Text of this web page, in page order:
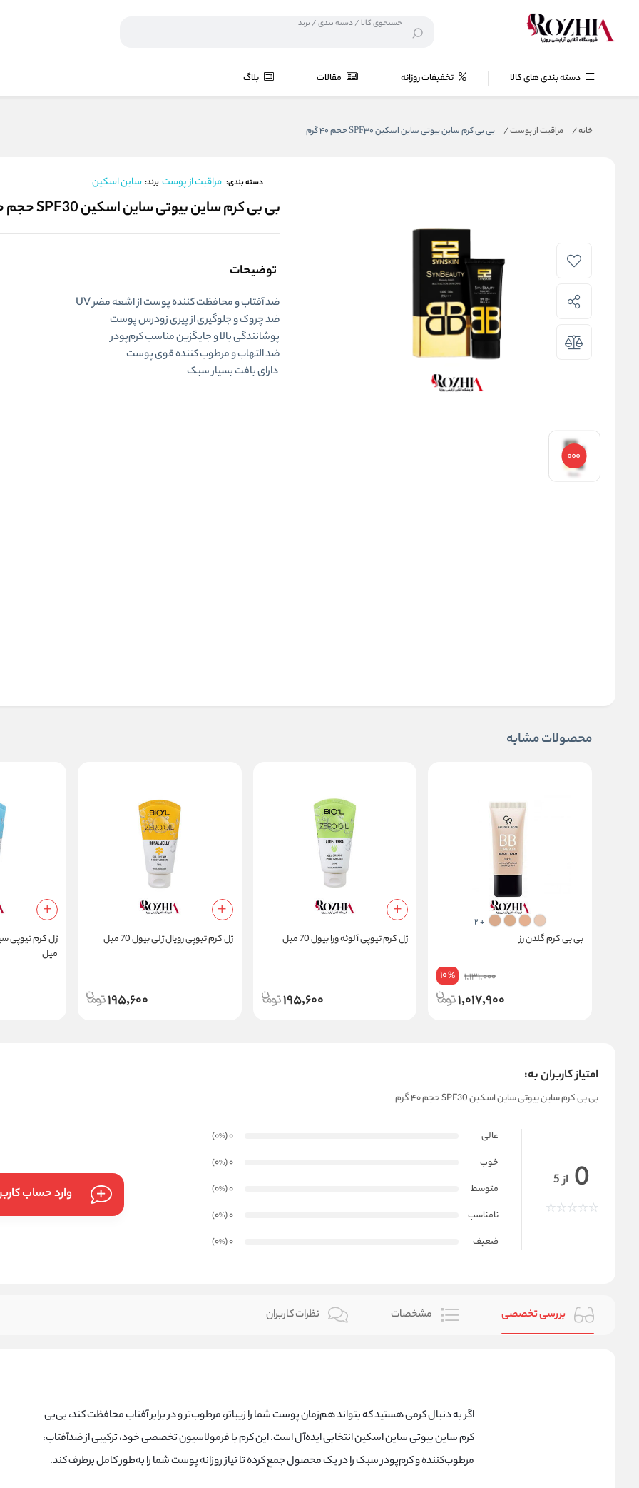
دسته بندی های کالا تخفیفات روزانه مقالات بلاگ
خانه/ مراقبت از پوست/ بی بی کرم ساین بیوتی ساین اسکین SPF30 حجم ۴۰ گرم
دسته بندی: مراقبت از پوست برند: ساین اسکین
بی بی کرم ساین بیوتی ساین اسکین SPF30 حجم ۴۰ گرم
توضیحات
ضد آفتاب و محافظت کننده پوست از اشعه مضر UV
ضد چروک و جلوگیری از پیری زودرس پوست
پوشانندگی بالا و جایگزین مناسب کرم‌پودر
ضد التهاب و مرطوب کننده قوی پوست
دارای بافت بسیار سبک
محصولات مشابه
+ 2
بی بی کرم گلدن رز
1,131,000
10%
1,017,900
ژل کرم تیوپی آلوئه ورا بیول 70 میل
195,600
ژل کرم تیوپی رویال ژلی بیول 70 میل
195,600
میل
امتیاز کاربران به:
بی بی کرم ساین بیوتی ساین اسکین SPF30 حجم ۴۰ گرم
0 از 5
عالی 0
(0
%
)
خوب
0
(0
%
)
متوسط
0
(0
%
)
نامناسب
0
(0
%
)
ضعیف
0
(0
%
)
وارد حساب
بررسی تخصصی مشخصات نظرات کاربران
اگر به دنبال کرمی هستید که بتواند هم‌زمان پوست شما را زیباتر، مرطوب‌تر و در برابر آفتاب محافظت کند، بی‌بی
کرم ساین بیوتی ساین اسکین انتخابی ایده‌آل است. این کرم با فرمولاسیون تخصصی خود، ترکیبی از ضدآفتاب،
مرطوب‌کننده و کرم‌پودر سبک را در یک محصول جمع کرده تا نیاز روزانه پوست شما را به‌طور کامل برطرف کند.